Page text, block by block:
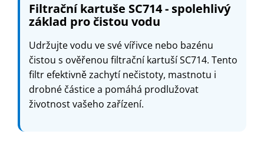
Filtrační kartuše SC714 - spolehlivý
základ pro čistou vodu
Udržujte vodu ve své vířivce nebo bazénu
čistou s ověřenou filtrační kartuší SC714. Tento
filtr efektivně zachytí nečistoty, mastnotu i
drobné částice a pomáhá prodlužovat
životnost vašeho zařízení.